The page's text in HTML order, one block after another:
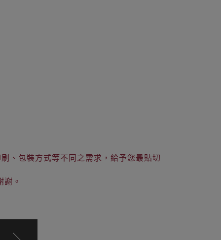
、包裝方式等不同之需求，給予您最貼切
。